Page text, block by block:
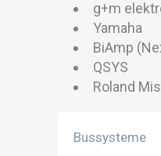
g+m
Yamaha
BiAmp
QSYS
Roland
Bussysteme